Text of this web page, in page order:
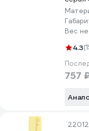
Вес
4.3
757